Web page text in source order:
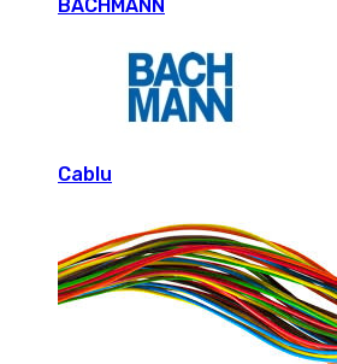
BACHMANN
Cablu